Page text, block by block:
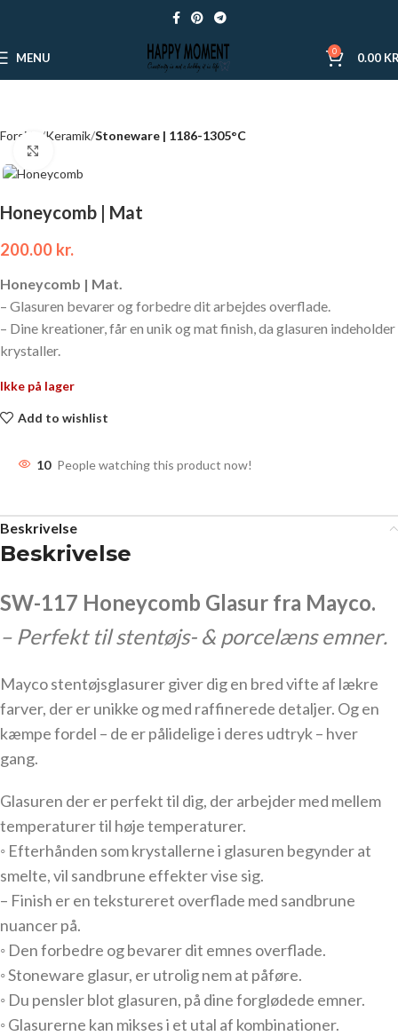
MENU 0 0.00
Forside Keramik Stoneware | 1186-1305°C
Honeycomb | Mat
200.00 kr.
Honeycomb | Mat.
– Glasuren bevarer og forbedre dit arbejdes overflade.
– Dine kreationer, får en unik og mat finish, da glasuren indeholder
krystaller.
Ikke på lager
Add to wishlist
10 People watching this product now!
Beskrivelse
Beskrivelse
SW-117 Honeycomb Glasur fra Mayco.
– Perfekt til stentøjs- & porcelæns emner.
Mayco stentøjsglasurer giver dig en bred vifte af lækre
farver, der er unikke og med raffinerede detaljer. Og en
kæmpe fordel – de er pålidelige i deres udtryk – hver
gang.
Glasuren der er perfekt til dig, der arbejder med mellem
temperaturer til høje temperaturer.
◦ Efterhånden som krystallerne i glasuren begynder at
smelte, vil sandbrune effekter vise sig.
– Finish er en tekstureret overflade med sandbrune
nuancer på.
◦ Den forbedre og bevarer dit emnes overflade.
◦Stoneware glasur, er utrolig nem at påføre.
◦ Du pensler blot glasuren, på dine forglødede emner.
◦Glasurerne kan mikses i et utal af kombinationer.